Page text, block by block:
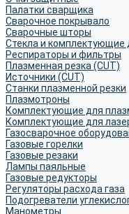
Палатки сварщика
Сварочное покрывало
Сварочные шторы
Стекла и комплектующие
Респираторы и фильтры
Плазменная резка (CUT)
Источники (CUT)
Станки плазменной резки
Плазмотроны
Комплектующие для
Комплектующие для
Газосварочное
Газовые горелки
Газовые резаки
Лампы паяльные
Газовые редукторы
Регуляторы расхода газа
Подогреватели
Манометры